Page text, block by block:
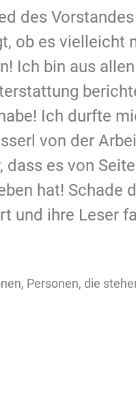
des
ob es
Ich bin aus
Ich durfte
von der
es von
hat!
und ihre Leser